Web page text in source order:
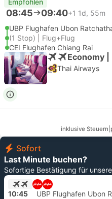
Empfohlen
08:45 09:40+1 1d, 55m
UBP Flughafen Ubon
(1 Stop) | Flug+Flug
CEI Flughafen Chiang Rai
Economy |
Thai Airways
inklusive Steuern
Sofort
Last Minute buchen?
Sofortige Bestätigung für
10:45